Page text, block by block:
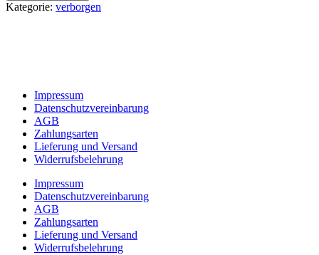
Kategorie: verborgen
Impressum
Datenschutzvereinbarung
AGB
Zahlungsarten
Lieferung und Versand
Widerrufsbelehrung
Impressum
Datenschutzvereinbarung
AGB
Zahlungsarten
Lieferung und Versand
Widerrufsbelehrung